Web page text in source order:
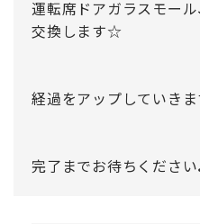
運転席ドアガラスモー
交換します☆
経過をアップしていき
完了までお待ちくださ